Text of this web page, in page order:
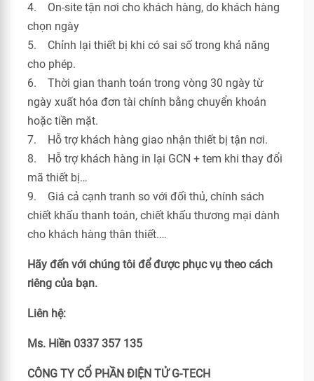
4. On-site tận nơi cho khách hàng, do khách hàng
chọn ngày
5. Chỉnh lại thiết bị khi có sai số trong khả năng
cho phép.
6. Thời gian thanh toán trong vòng 30 ngày từ
ngày xuất hóa đơn tài chính bằng chuyển khoản
hoặc tiền mặt.
7. Hỗ trợ khách hàng giao nhận thiết bị tận nơi.
8. Hỗ trợ khách hàng in lại GCN + tem khi thay đổi
mã thiết bị…
9. Giá cả cạnh tranh so với đối thủ, chính sách
chiết khấu thanh toán, chiết khấu thương mại dành
cho khách hàng thân thiết.…
Hãy đến với chúng tôi để được phục vụ theo cách
riêng của bạn.
Liên hệ:
Ms. Hiền 0337 357 135
CÔNG TY CỔ PHẦN ĐIỆN TỬ G-TECH